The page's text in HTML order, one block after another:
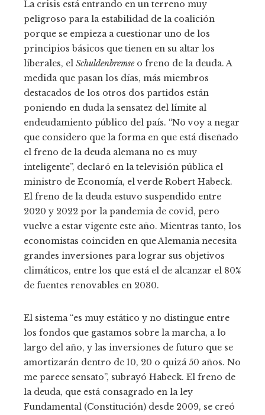
La crisis está entrando en un terreno muy
peligroso para la estabilidad de la coalición
porque se empieza a cuestionar uno de los
principios básicos que tienen en su altar los
liberales, el Schuldenbremse o freno de la deuda. A
medida que pasan los días, más miembros
destacados de los otros dos partidos están
poniendo en duda la sensatez del límite al
endeudamiento público del país. “No voy a negar
que considero que la forma en que está diseñado
el freno de la deuda alemana no es muy
inteligente”, declaró en la televisión pública el
ministro de Economía, el verde Robert Habeck.
El freno de la deuda estuvo suspendido entre
2020 y 2022 por la pandemia de covid, pero
vuelve a estar vigente este año. Mientras tanto, los
economistas coinciden en que Alemania necesita
grandes inversiones para lograr sus objetivos
climáticos, entre los que está el de alcanzar el 80%
de fuentes renovables en 2030.
El sistema “es muy estático y no distingue entre
los fondos que gastamos sobre la marcha, a lo
largo del año, y las inversiones de futuro que se
amortizarán dentro de 10, 20 o quizá 50 años. No
me parece sensato”, subrayó Habeck. El freno de
la deuda, que está consagrado en la ley
Fundamental (Constitución) desde 2009, se creó